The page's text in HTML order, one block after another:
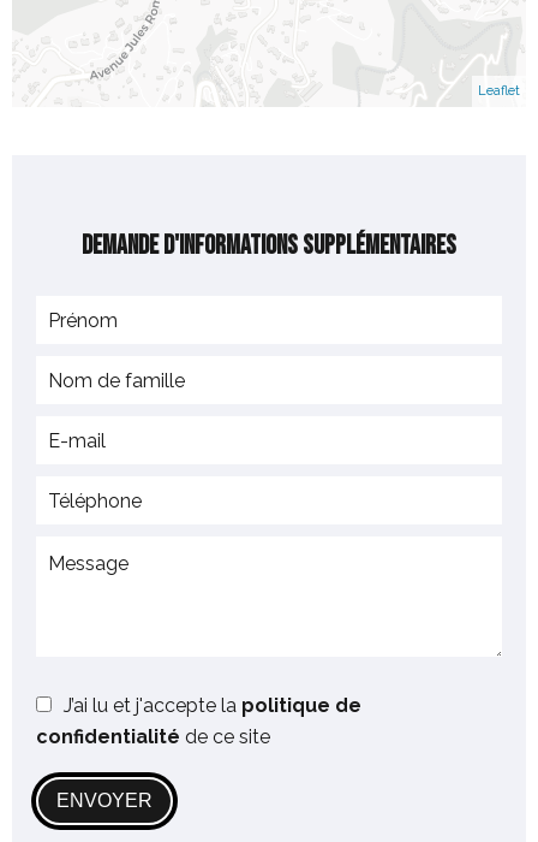
Leaflet
Demande d'informations supplémentaires
J’ai lu et j'accepte la politique de
confidentialité de ce site
ENVOYER